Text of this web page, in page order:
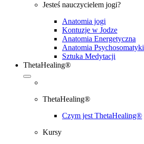
Jesteś nauczycielem jogi?
Anatomia jogi
Kontuzje w Jodze
Anatomia Energetyczna
Anatomia Psychosomatyki
Sztuka Medytacji
ThetaHealing®
ThetaHealing®
Czym jest ThetaHealing®
Kursy